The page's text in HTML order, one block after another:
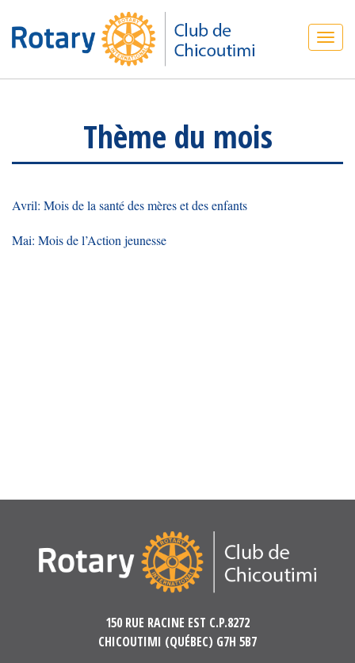
Thème du mois
Avril: Mois de la santé des mères et des enfants
Mai: Mois de l’Action jeunesse
150 RUE RACINE EST C.P.8272
CHICOUTIMI (QUÉBEC) G7H 5B7